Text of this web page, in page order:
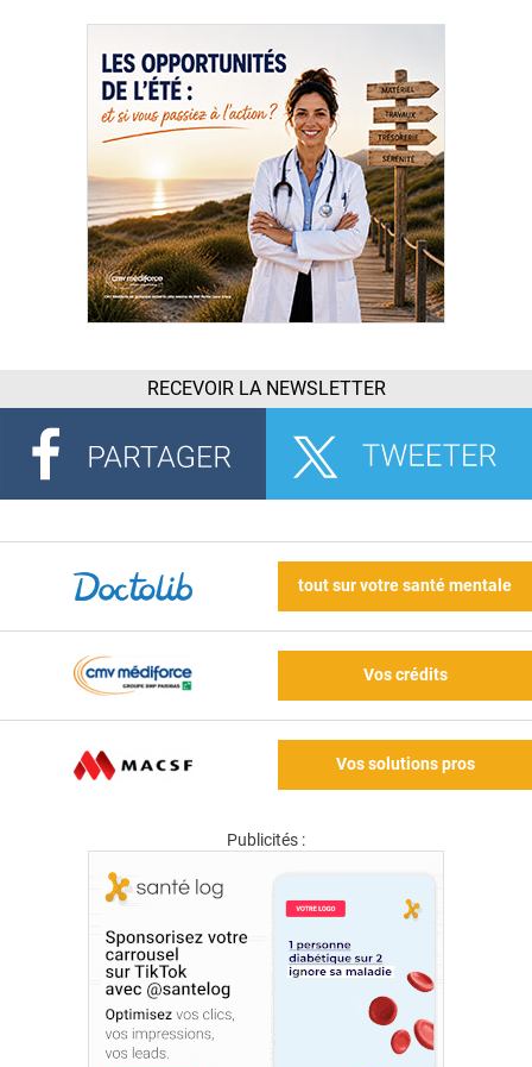
RECEVOIR LA NEWSLETTER
tout sur votre santé mentale
Vos crédits
Vos solutions pros
Publicités :